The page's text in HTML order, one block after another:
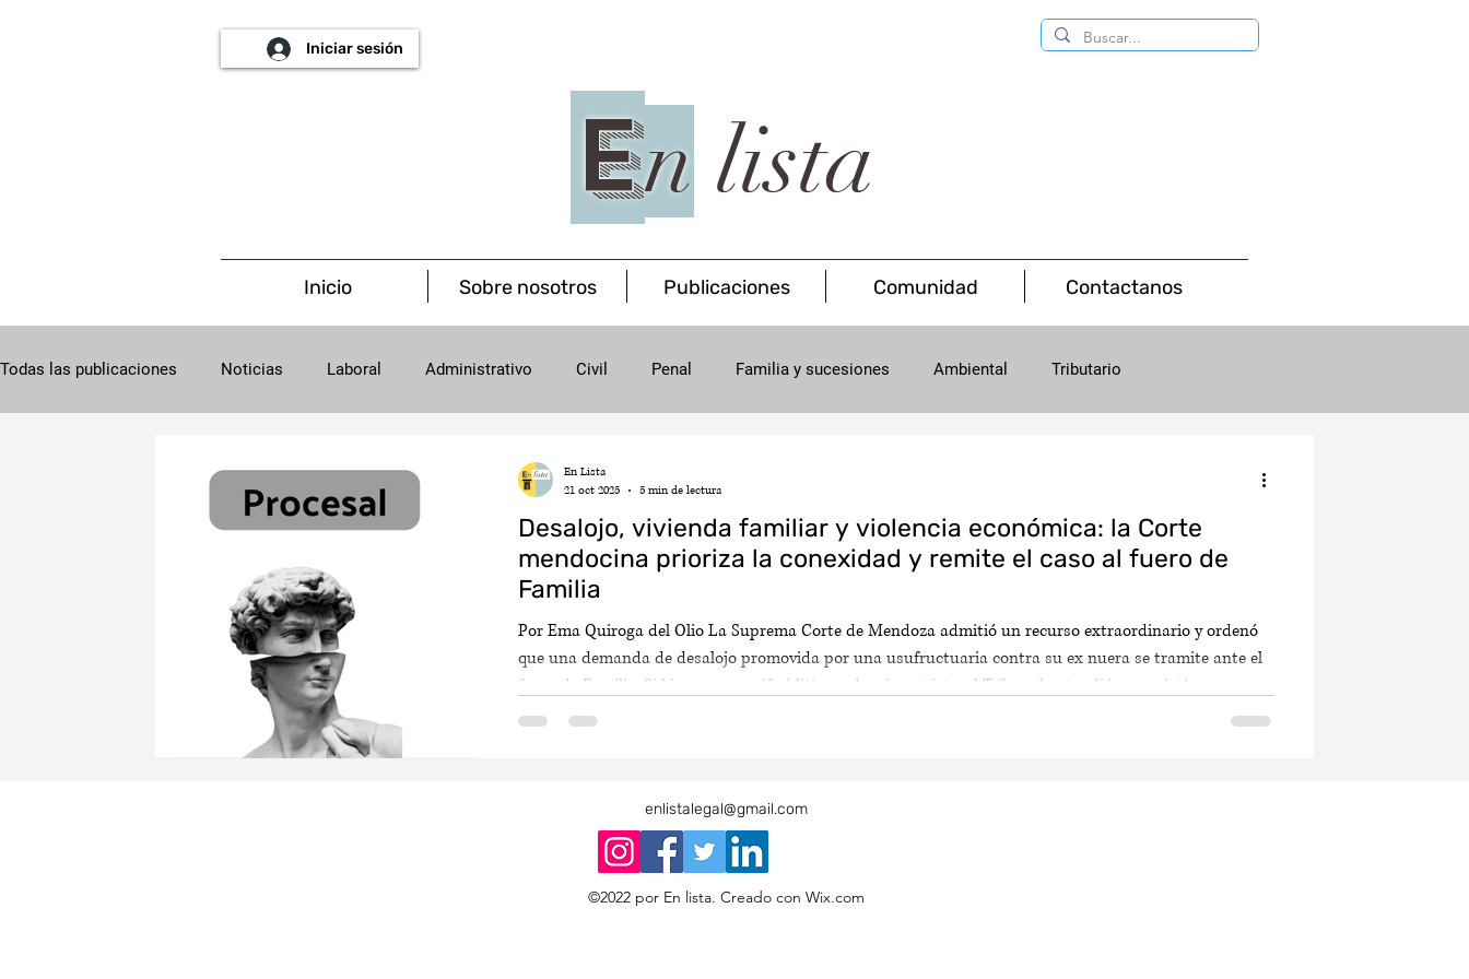
En lista
Iniciar sesión
Inicio Sobre nosotros Publicaciones Comunidad Contactanos
Todas las publicaciones Noticias Laboral Administrativo Civil Penal Familia y sucesiones Ambiental Tributario
Desalojo, vivienda familiar y violencia económica: la Corte
mendocina prioriza la conexidad y remite el caso al fuero de
Familia
Por Ema Quiroga del Olio La Suprema Corte de Mendoza admitió un recurso extraordinario y ordenó
que una demanda de desalojo promovida por una usufructuaria contra su ex nuera se tramite ante el
fuero de Familia. Si bien no se verificó litispendencia estricta, el Tribunal entendió que existía
conexidad material entre el reclamo de desalojo y el proceso por atribución de la vivienda familiar, al
En Lista
21 oct 2025
5 min de lectura
enlistalegal@gmail.com
©2022 por En lista. Creado con Wix.com